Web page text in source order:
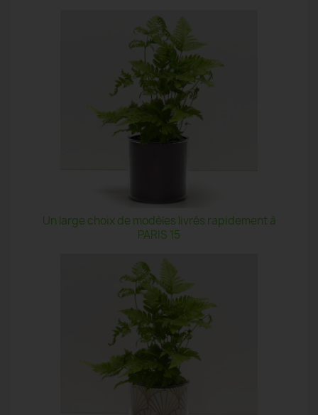
Un large choix de modèles livrés rapidement à
PARIS 15